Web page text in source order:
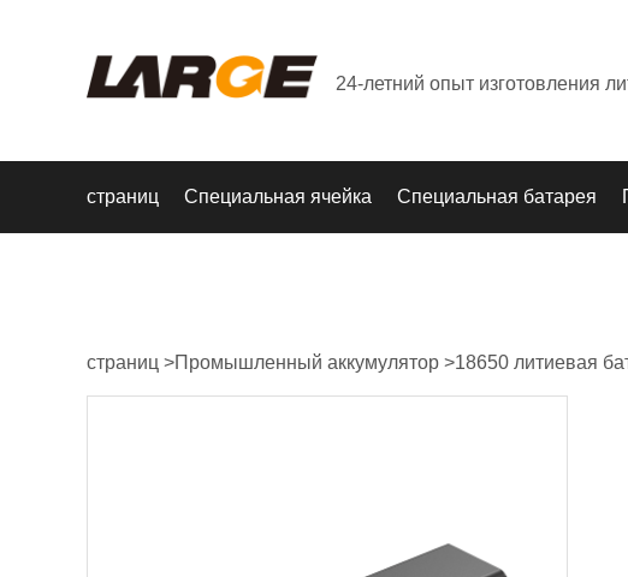
24-летний опыт изготовления
страниц Специальная ячейка Специальная батарея
страниц >Промышленный аккумулятор >18650 литиевая